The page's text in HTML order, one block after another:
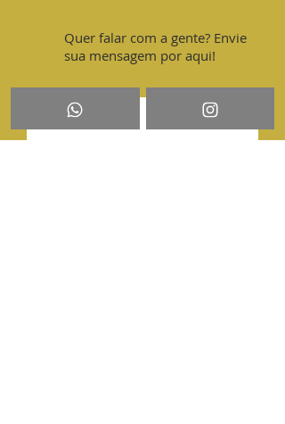
Quer falar com a gente? Envie
sua mensagem por aqui!